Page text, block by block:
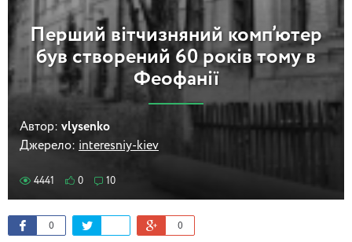
Перший вітчизняний комп’ютер
був створений 60 років тому в
Феофанії
Автор: vlysenko
Джерело: interesniy-kiev
4441 0 10
0 0